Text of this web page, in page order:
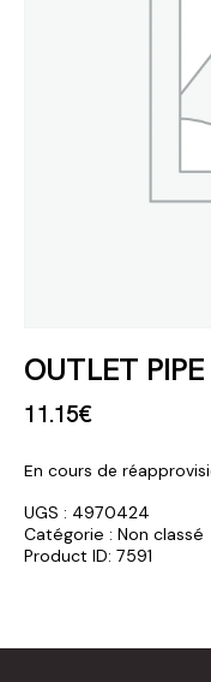
OUTLET
11.15€
En cours de
UGS : 4970424
Catégorie : Non classé
Product ID: 7591